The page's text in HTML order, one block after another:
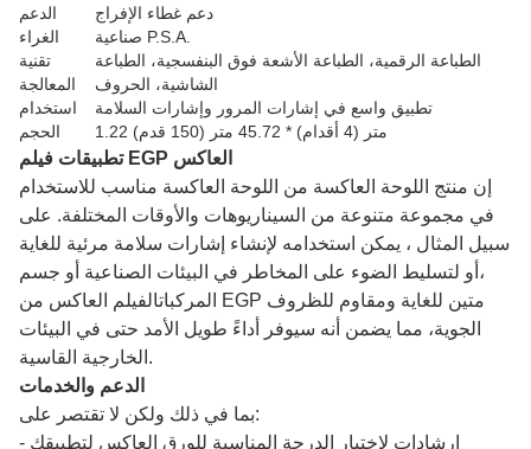
الدعم
دعم غطاء الإفراج
الغراء
صناعية P.S.A.
تقنية
المعالجة
الطباعة الرقمية، الطباعة الأشعة فوق البنفسجية، الطباعة
الشاشية، الحروف
استخدام
تطبيق واسع في إشارات المرور وإشارات السلامة
الحجم
1.22 متر (4 أقدام) * 45.72 متر (150 قدم)
تطبيقات فيلم EGP العاكس
إن منتج اللوحة العاكسة من اللوحة العاكسة مناسب للاستخدام
في مجموعة متنوعة من السيناريوهات والأوقات المختلفة. على
سبيل المثال ، يمكن استخدامه لإنشاء إشارات سلامة مرئية للغاية
،أو لتسليط الضوء على المخاطر في البيئات الصناعية أو جسم
المركباتالفيلم العاكس من EGP متين للغاية ومقاوم للظروف
الجوية، مما يضمن أنه سيوفر أداءً طويل الأمد حتى في البيئات
الخارجية القاسية.
الدعم والخدمات
بما في ذلك ولكن لا تقتصر على:
- إرشادات لاختيار الدرجة المناسبة للورق العاكس لتطبيقك